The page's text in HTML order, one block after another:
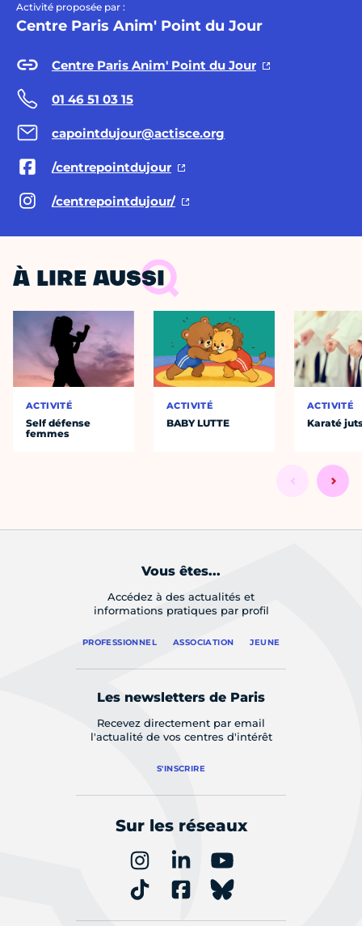
Activité proposée par :
Centre Paris Anim' Point du Jour
Centre Paris Anim' Point du Jour
01 46 51 03 15
capointdujour@actisce.org
/centrepointdujour
/centrepointdujour/
À LIRE AUSSI
ACTIVITÉ
Self défense
femmes
ACTIVITÉ
BABY LUTTE
ACTIVITÉ
Karaté
Vous êtes...
Accédez à des actualités et
informations pratiques par profil
PROFESSIONNEL ASSOCIATION JEUNE
Les newsletters de Paris
Recevez directement par email
l'actualité de vos centres d'intérêt
S'INSCRIRE
Sur les réseaux